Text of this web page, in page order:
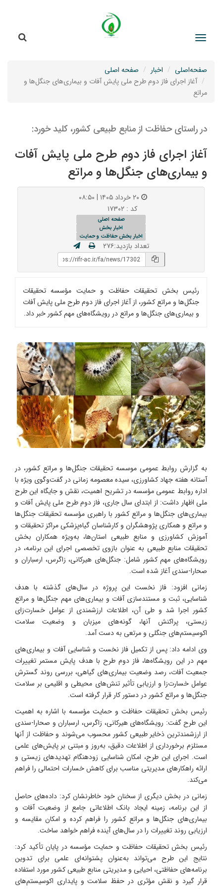
صفحه‌اصلی اخبار
صفحه اصلی
آغاز اجرای فاز دوم طرح ملی پایش آفات و بیماری‌های جنگل‌ها و
مراتع
در راستای حفاظت از منابع طبیعی کشور، کلید خورد:
آغاز اجرای فاز دوم طرح ملی پایش آفات
و بیماری‌های جنگل‌ها و مراتع
۲۰ خرداد ۱۴۰۵ | ۰۸:۵۰
کد : ۱۷۳۰۲
صفحه اصلی
اخبار بخش
اخبار بخش حفاظت و حمایت
تعداد بازدید:۲۷۶
رئیس بخش تحقیقات حفاظت و حمایت مؤسسه تحقیقات
جنگل‌ها و مراتع کشور، از آغاز اجرای فاز دوم طرح ملی پایش آفات
و بیماری‌های جنگل‌ها و مراتع در رویشگاه‌های مهم کشور خبر داد.
به گزارش روابط عمومی موسسه تحقیقات جنگل‌ها و مراتع کشور، در
آستانه هفته جهاد کشاورزی، سیده معصومه زمانی در گفت‌وگوی ویژه با
اداره روابط عمومی مؤسسه در تشریح اهمیت، نقش و جایگاه این طرح
ملی اظهار داشت: از ابتدای سال جاری، فاز دوم طرح ملی پایش آفات و
بیماری‌های جنگل‌ها و مراتع کشور با راهبری مؤسسه تحقیقات جنگل‌ها
و مراتع و همکاری پژوهشگران و کارشناسان گیاه‌پزشکی مراکز تحقیقات و
آموزش کشاورزی و منابع طبیعی استان‌ها، به‌ویژه همکاران بخش
تحقیقات منابع طبیعی به عنوان بازوی تخصصی اجرای این برنامه، در
رویشگاه‌های مهم کشور شامل: جنگل‌های هیرکانی، زاگرس، ارسباران و
صحارا-سندی آغاز شده است.
زمانی افزود: فاز نخست این پروژه در سال‌های گذشته با هدف
شناسایی، ثبت و مستندسازی آفات و بیماری‌های مهم جنگل‌ها و مراتع
کشور اجرا شد و طی آن، اطلاعات ارزشمندی از عوامل خسارت‌زای
زیستی، پراکنش آنها، گونه‌های میزبان و وضعیت سلامت
اکوسیستم‌های جنگلی و مرتعی به دست آمد.
وی ادامه داد: پس از تکمیل فاز نخست و شناسایی آفات و بیماری‌های
مهم در این رویشگاه‌ها، فاز دوم طرح با هدف پایش مستمر تغییرات
جمعیت آفات، رصد وضعیت بیماری‌های گیاهی، بررسی روند گسترش
عوامل خسارت‌زا و ارزیابی تأثیر تنش‌های محیطی و اقلیمی بر سلامت
جنگل‌ها و مراتع کشور در دستور کار قرار گرفته است.
رئیس بخش تحقیقات حفاظت و حمایت مؤسسه با اشاره به اهمیت
این طرح گفت: رویشگاه‌های هیرکانی، زاگرس، ارسباران و صحارا-سندی
از ارزشمندترین ذخایر طبیعی کشور محسوب می‌شوند و حفاظت از آنها
مستلزم برخورداری از اطلاعات دقیق، به‌روز و مبتنی بر پایش‌های علمی
است. اجرای این طرح، امکان شناسایی زودهنگام تهدیدهای زیستی و
ارائه راهکارهای مدیریتی مناسب برای کاهش خسارات احتمالی را فراهم
می‌کند.
زمانی در بخش دیگری از سخنان خود خاطرنشان کرد: داده‌های حاصل
از این برنامه، زمینه ایجاد بانک اطلاعاتی جامع از وضعیت آفات و
بیماری‌های جنگل‌ها و مراتع کشور را فراهم کرده و امکان مقایسه و
ارزیابی روند تغییرات را در سال‌های آینده فراهم خواهد ساخت.
رئیس بخش تحقیقات حفاظت و حمایت مؤسسه در پایان تأکید کرد:
نتایج این طرح می‌تواند به‌عنوان پشتوانه‌ای علمی برای تدوین
برنامه‌های حفاظتی، احیایی و مدیریتی منابع طبیعی کشور مورد استفاده
قرار گیرد و نقش مؤثری در حفظ سلامت و پایداری اکوسیستم‌های